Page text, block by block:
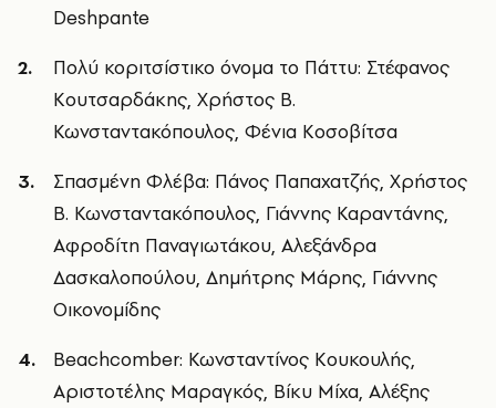
Deshpante
Πολύ κοριτσίστικο όνομα το Πάττυ: Στέφανος
Κουτσαρδάκης, Χρήστος Β.
Κωνσταντακόπουλος, Φένια Κοσοβίτσα
Σπασμένη Φλέβα: Πάνος Παπαχατζής, Χρήστος
Β. Κωνσταντακόπουλος, Γιάννης Καραντάνης,
Αφροδίτη Παναγιωτάκου, Αλεξάνδρα
Δασκαλοπούλου, Δημήτρης Μάρης, Γιάννης
Οικονομίδης
Beachcomber: Κωνσταντίνος Κουκουλής,
Αριστοτέλης Μαραγκός, Βίκυ Μίχα, Αλέξης